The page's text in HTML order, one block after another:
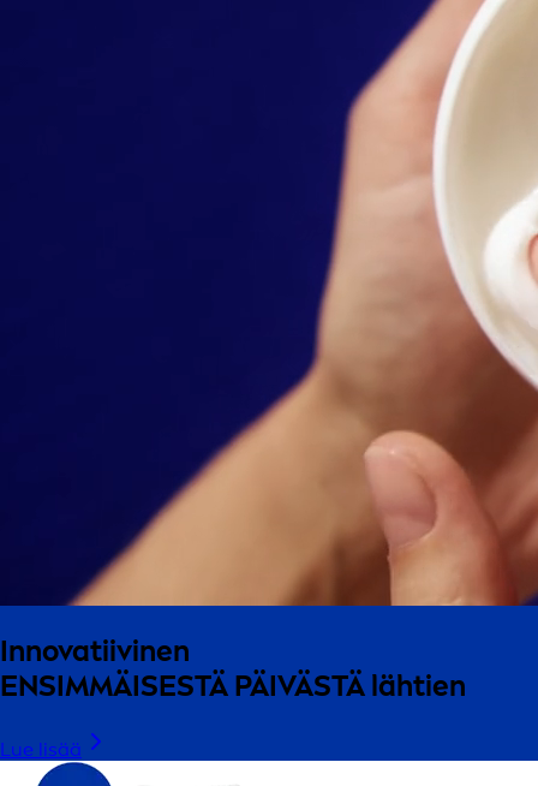
Innovatiivinen
ENSIMMÄISESTÄ PÄIVÄSTÄlähtien
Lue lisää